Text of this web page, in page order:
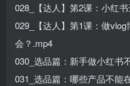
028_【达人】第2课：小红
029_【达人】第1课：做
会？.mp4
030_选品篇：新手做小红书
031_选品篇：哪些产品不能